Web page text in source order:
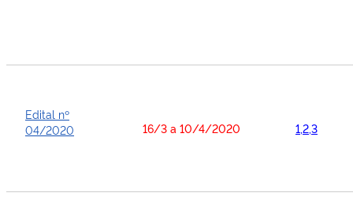
Edital nº
04/2020
16/3 a 10/4/2020 1,2,3